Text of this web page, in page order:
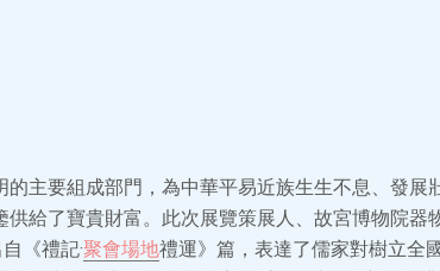
的主要組成部門，為中華平易近族生生不息、發展
給了寶貴財富。此次展覽策展人、故宮博物院器
《禮記·聚會場地禮運》篇，表達了儒家對樹立全